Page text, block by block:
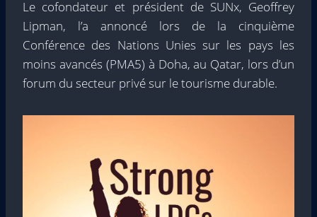
Le cofondateur et président de SUNx, Geoffrey
Lipman, l’a annoncé lors de la cinquième
Conférence des Nations Unies sur les pays les
moins avancés (PMA5) à Doha, au Qatar, lors d’un
forum du secteur privé sur le tourisme durable.